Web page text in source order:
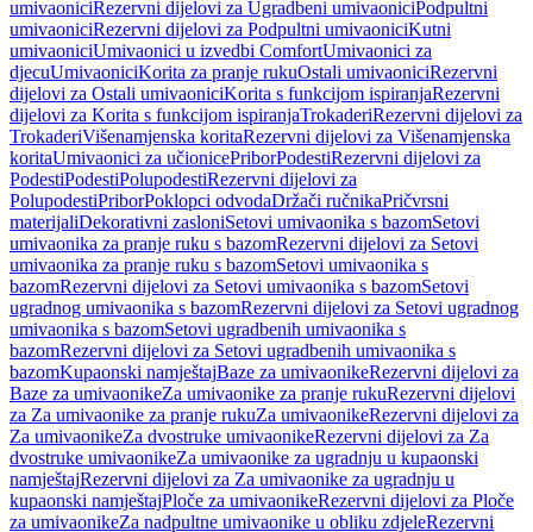
umivaoniciRezervni dijelovi za Ugradbeni umivaoniciPodpultni
umivaoniciRezervni dijelovi za Podpultni umivaoniciKutni
umivaoniciUmivaonici u izvedbi ComfortUmivaonici za
djecuUmivaoniciKorita za pranje rukuOstali umivaoniciRezervni
dijelovi za Ostali umivaoniciKorita s funkcijom ispiranjaRezervni
dijelovi za Korita s funkcijom ispiranjaTrokaderiRezervni dijelovi za
TrokaderiVišenamjenska koritaRezervni dijelovi za Višenamjenska
koritaUmivaonici za učionicePriborPodestiRezervni dijelovi za
PodestiPodestiPolupodestiRezervni dijelovi za
PolupodestiPriborPoklopci odvodaDržači ručnikaPričvrsni
materijaliDekorativni zasloniSetovi umivaonika s bazomSetovi
umivaonika za pranje ruku s bazomRezervni dijelovi za Setovi
umivaonika za pranje ruku s bazomSetovi umivaonika s
bazomRezervni dijelovi za Setovi umivaonika s bazomSetovi
ugradnog umivaonika s bazomRezervni dijelovi za Setovi ugradnog
umivaonika s bazomSetovi ugradbenih umivaonika s
bazomRezervni dijelovi za Setovi ugradbenih umivaonika s
bazomKupaonski namještajBaze za umivaonikeRezervni dijelovi za
Baze za umivaonikeZa umivaonike za pranje rukuRezervni dijelovi
za Za umivaonike za pranje rukuZa umivaonikeRezervni dijelovi za
Za umivaonikeZa dvostruke umivaonikeRezervni dijelovi za Za
dvostruke umivaonikeZa umivaonike za ugradnju u kupaonski
namještajRezervni dijelovi za Za umivaonike za ugradnju u
kupaonski namještajPloče za umivaonikeRezervni dijelovi za Ploče
za umivaonikeZa nadpultne umivaonike u obliku zdjeleRezervni